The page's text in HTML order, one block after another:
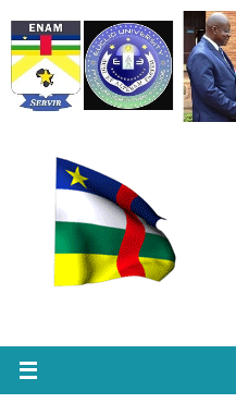
au
contenu